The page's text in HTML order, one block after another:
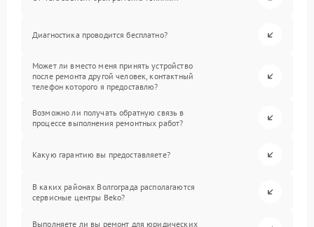
Диагностика проводится бесплатно?
Может ли вместо меня принять устройство
после ремонта другой человек, контактный
телефон которого я предоставлю?
Возможно ли получать обратную связь в
процессе выполнения ремонтных работ?
Какую гарантию вы предоставляете?
В каких районах Волгограда располагаются
сервисные центры Beko?
Выполняете ли вы ремонт для юридических